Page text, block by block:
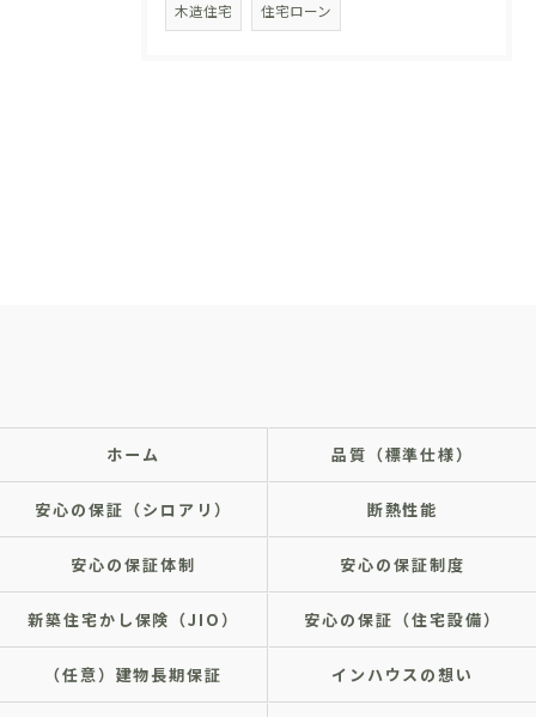
木造住宅 住宅ローン
ホーム 品質（標準仕様）
安心の保証（シロアリ） 断熱性能
安心の保証体制 安心の保証制度
新築住宅かし保険（JIO） 安心の保証（住宅設備）
（任意）建物長期保証 インハウスの想い